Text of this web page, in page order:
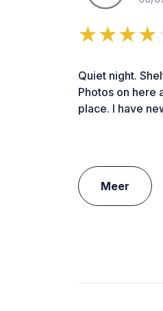
Quiet night.
Photos on here
place. I have
Meer